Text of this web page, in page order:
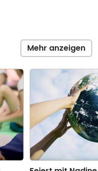
Mehr anzeigen